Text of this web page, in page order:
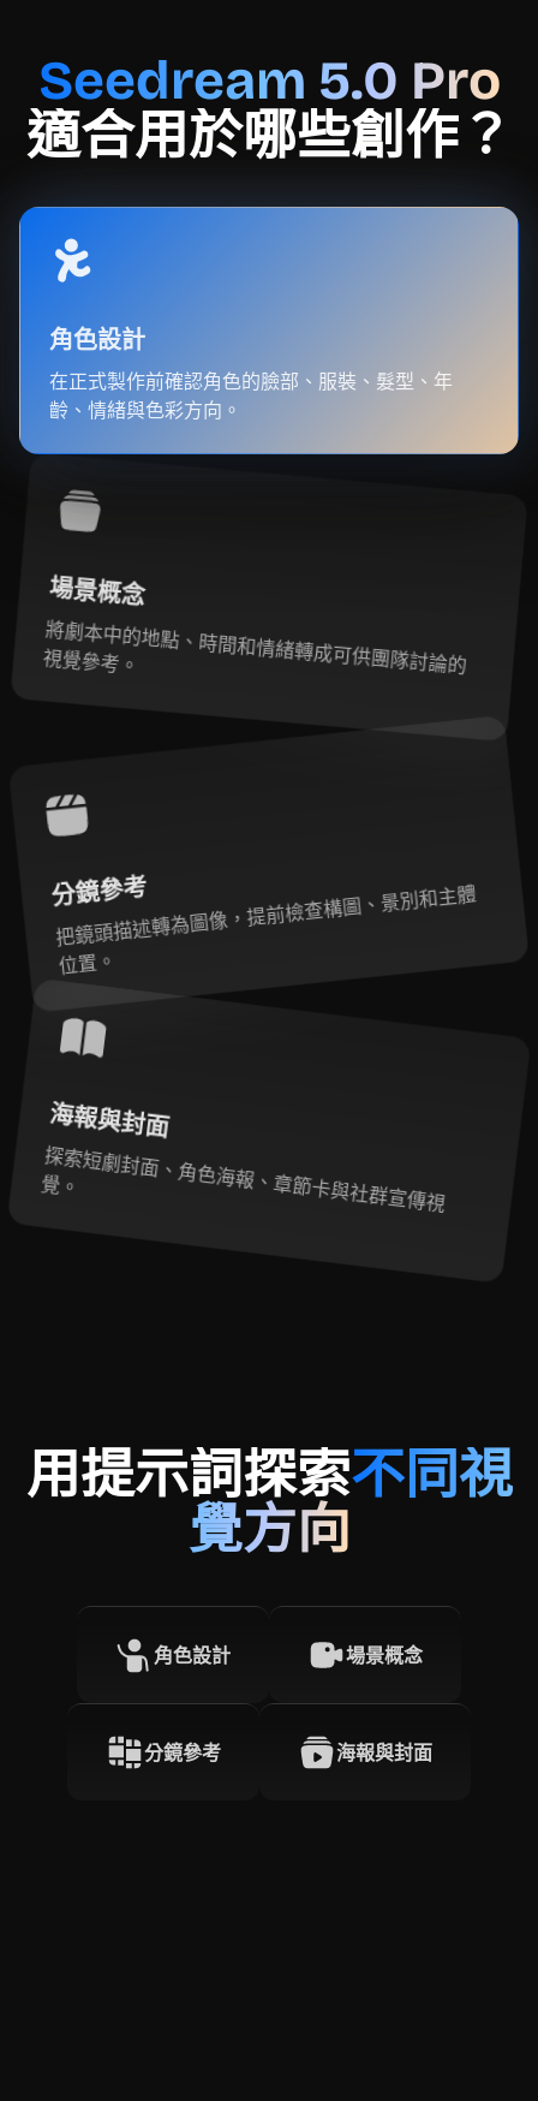
Seedream 5.0 Pro
適合用於哪些創作？
角色設計
在正式製作前確認角色的臉部、服裝、髮型、年
齡、情緒與色彩方向。
場景概念
將劇本中的地點、時間和情緒轉成可供團隊討論的
視覺參考。
分鏡參考
把鏡頭描述轉為圖像，提前檢查構圖、景別和主體
位置。
海報與封面
探索短劇封面、角色海報、章節卡與社群宣傳視
覺。
用提示詞探索不同視
覺方向
角色設計 場景概念
分鏡參考 海報與封面